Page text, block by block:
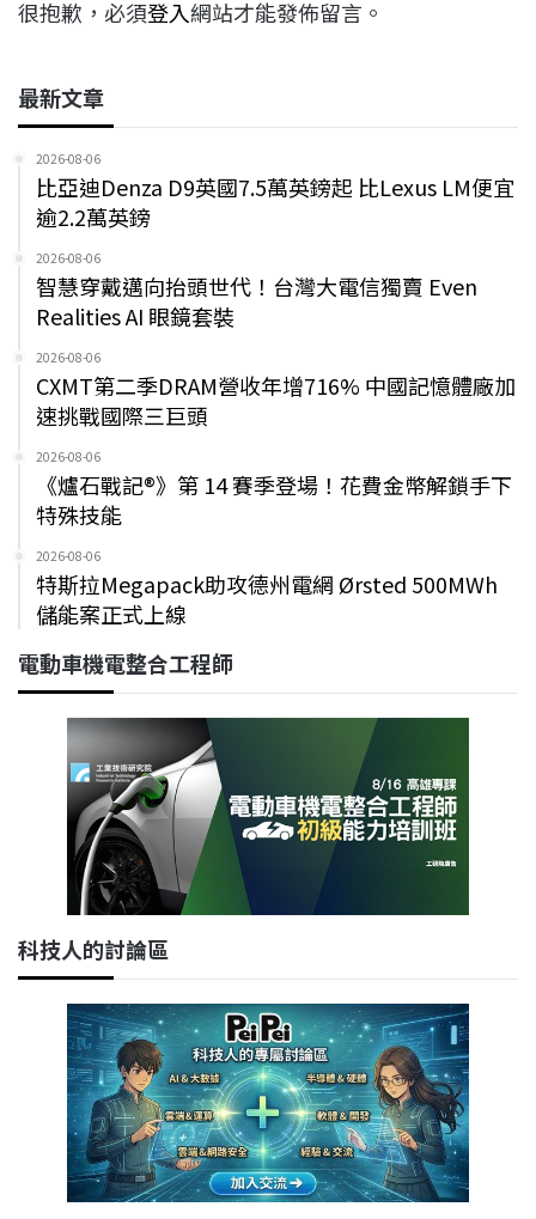
很抱歉，必須登入網站才能發佈留言。
最新文章
2026-08-06
比亞迪Denza D9英國7.5萬英鎊起 比Lexus LM便宜
逾2.2萬英鎊
2026-08-06
智慧穿戴邁向抬頭世代！台灣大電信獨賣 Even
Realities AI 眼鏡套裝
2026-08-06
CXMT第二季DRAM營收年增716% 中國記憶體廠加
速挑戰國際三巨頭
2026-08-06
《爐石戰記®》第 14 賽季登場！花費金幣解鎖手下
特殊技能
2026-08-06
特斯拉Megapack助攻德州電網 Ørsted 500MWh
儲能案正式上線
電動車機電整合工程師
科技人的討論區